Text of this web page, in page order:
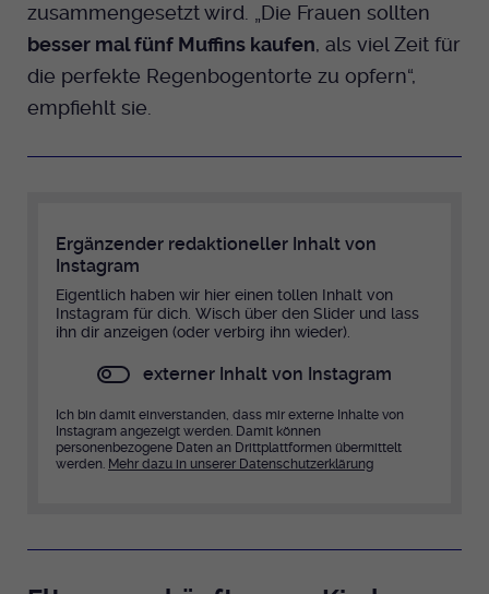
zusammengesetzt wird. „Die Frauen sollten
besser mal fünf Muffins kaufen, als viel Zeit für
die perfekte Regenbogentorte zu opfern“,
empfiehlt sie.
Ergänzender redaktioneller Inhalt von
Instagram
Eigentlich haben wir hier einen tollen Inhalt von
Instagram für dich. Wisch über den Slider und lass
ihn dir anzeigen (oder verbirg ihn wieder).
externer Inhalt von Instagram
Ich bin damit einverstanden, dass mir externe Inhalte von
Instagram angezeigt werden. Damit können
personenbezogene Daten an Drittplattformen übermittelt
werden. Mehr dazu in unserer Datenschutzerklärung